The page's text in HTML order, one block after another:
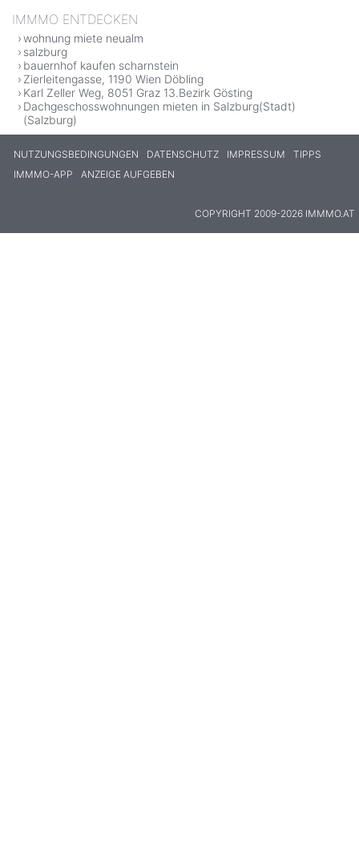
IMMMO ENTDECKEN
wohnung miete neualm
salzburg
bauernhof kaufen scharnstein
Zierleitengasse, 1190 Wien Döbling
Karl Zeller Weg, 8051 Graz 13.Bezirk Gösting
Dachgeschosswohnungen mieten in Salzburg(Stadt)
(Salzburg)
NUTZUNGSBEDINGUNGEN DATENSCHUTZ IMPRESSUM
TIPPS
IMMMO-APP
ANZEIGE AUFGEBEN
COPYRIGHT 2009-2026 IMMMO.AT